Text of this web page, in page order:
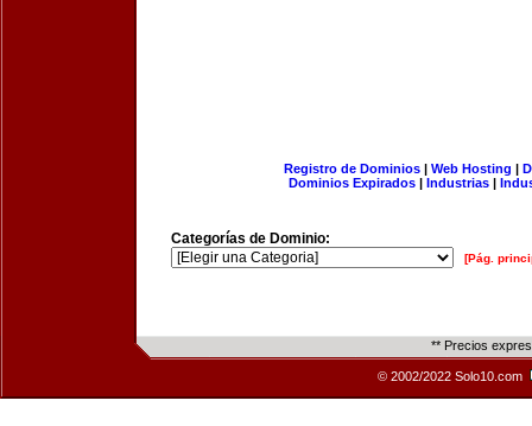
Registro de Dominios| Web Hosting |
Dominios Expirados | Industrias |
Categorías de Dominio:
[Pág.
** Precios
© 2002/2022 Solo10.com